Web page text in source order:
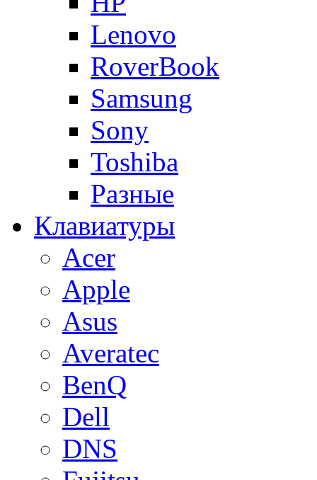
Lenovo
RoverBook
Samsung
Sony
Toshiba
Разные
Клавиатуры
Acer
Apple
Asus
Averatec
BenQ
Dell
DNS